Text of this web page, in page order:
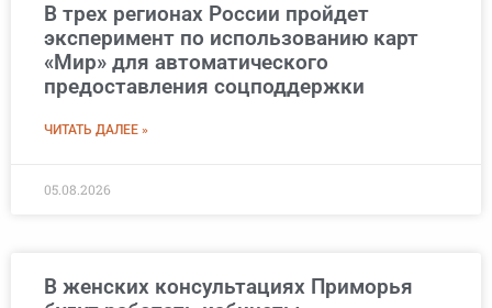
В трех регионах России пройдет
эксперимент по использованию карт
«Мир» для автоматического
предоставления соцподдержки
ЧИТАТЬ ДАЛЕЕ »
05.08.2026
В женских консультациях Приморья